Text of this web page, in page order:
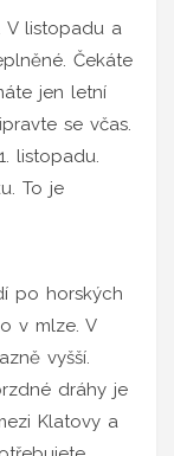
V listopadu a
Čekáte
jen letní
se včas.
listopadu.
To je
po horských
v mlze. V
vyšší.
dráhy je
Klatovy a